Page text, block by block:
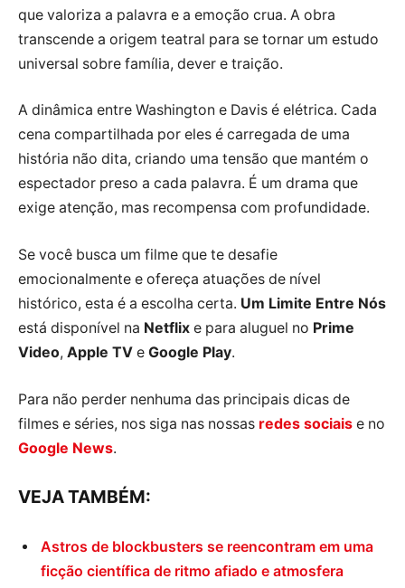
que valoriza a palavra e a emoção crua. A obra
transcende a origem teatral para se tornar um estudo
universal sobre família, dever e traição.
A dinâmica entre Washington e Davis é elétrica. Cada
cena compartilhada por eles é carregada de uma
história não dita, criando uma tensão que mantém o
espectador preso a cada palavra. É um drama que
exige atenção, mas recompensa com profundidade.
Se você busca um filme que te desafie
emocionalmente e ofereça atuações de nível
histórico, esta é a escolha certa. Um Limite Entre Nós
está disponível na Netflix e para aluguel no Prime
Video, Apple TV e Google Play.
Para não perder nenhuma das principais dicas de
filmes e séries, nos siga nas nossas redes sociais e no
Google News.
VEJA TAMBÉM:
Astros de blockbusters se reencontram em uma
ficção científica de ritmo afiado e atmosfera